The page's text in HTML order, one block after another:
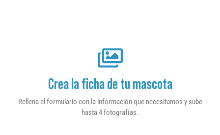
Crea la ficha de tu mascota
Rellena el formulario con la información que necesitamos y sube
hasta 4 fotografías.